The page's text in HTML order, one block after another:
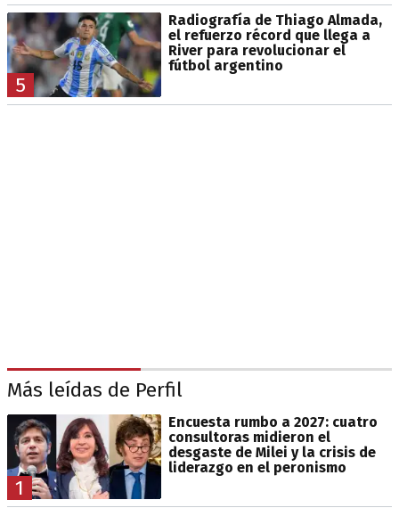
5
Radiografía de Thiago Almada,
el refuerzo récord que llega a
River para revolucionar el
fútbol argentino
Más leídas de Perfil
1
Encuesta rumbo a 2027: cuatro
consultoras midieron el
desgaste de Milei y la crisis de
liderazgo en el peronismo